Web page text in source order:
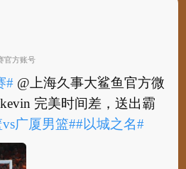
官方账号
# @上海久事大鲨鱼官方微
完美时间差，送出霸
广厦男篮##以城之名#
#@上海久事大鲨鱼官方微
完美时间差，送出霸